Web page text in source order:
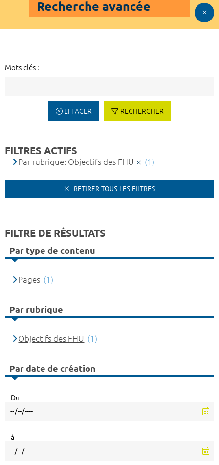
Recherche avancée
Mots-clés :
EFFACER RECHERCHER
FILTRES ACTIFS
Par rubrique: Objectifs des FHU (1)
RETIRER TOUS LES FILTRES
FILTRE DE RÉSULTATS
Par type de contenu
Pages (1)
Par rubrique
Objectifs des FHU (1)
Par date de création
Du
à